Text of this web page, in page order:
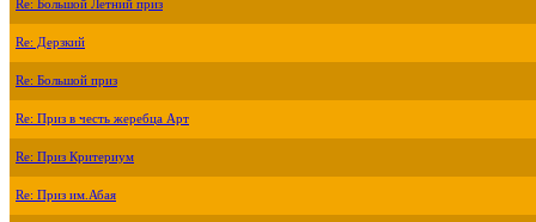
Re: Большой Летний приз
Re: Дерзкий
Re: Большой приз
Re: Приз в честь жеребца Арт
Re: Приз Критериум
Re: Приз им.Абая